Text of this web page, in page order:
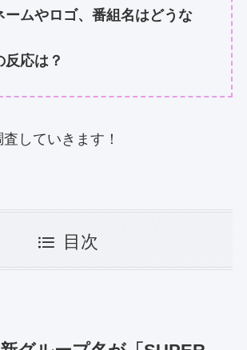
ームやロゴ、番組名はどうな
反応は？
していきます！
目次